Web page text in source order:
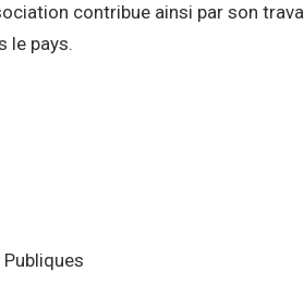
contribue ainsi par son
le pays.